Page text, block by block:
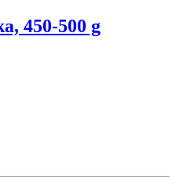
450-500 g